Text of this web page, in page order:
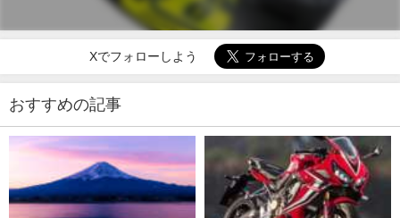
Xでフォローしよう
おすすめの記事